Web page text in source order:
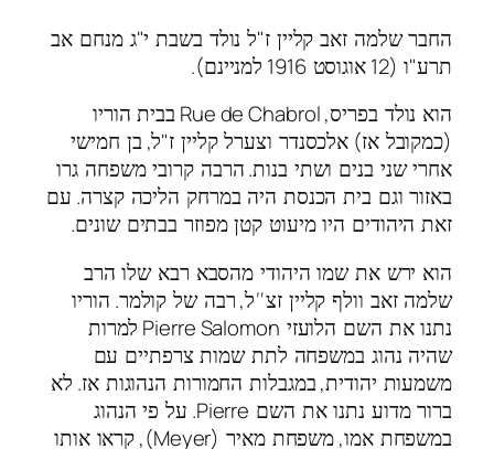
החבר שלמה זאב קליין ז"ל נולד בשבת י"ג מנחם אב
תרע"ו (12 אוגוסט1916 למניינם).
הוא נולד בפריס, Rue de Chabrol בבית הוריו
(כמקובל אז) אלכסנדר וצערל קליין ז"ל,בן חמישי
אחרי שני בנים ושתי בנות. הרבה קרובי משפחה גרו
באזור וגם בית הכנסת היה במרחק הליכה קצרה. עם
זאת היהודים היו מיעוט קטן מפוזר בבתים שונים.
הוא ירש את שמו היהודי מהסבא רבא שלו הרב
שלמה זאב וולף קליין זצ”ל, רבה של קולמר. הוריו
נתנו את השם הלועזי Pierre Salomon למרות
שהיה נהוג במשפחה לתת שמות צרפתיים עם
משמעות יהודית,במגבלות החמורות הנהוגות אז. לא
ברור מדוע נתנו את השם Pierre. על פי הנהוג
במשפחת אמו, משפחת מאיר (Meyer),
קראו אותו